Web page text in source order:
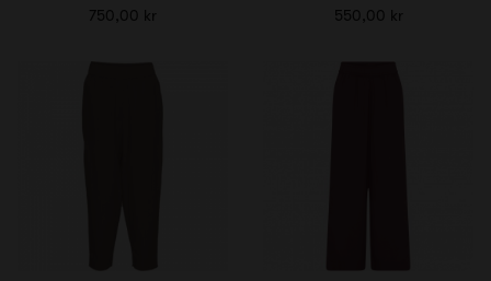
750,00 kr 550,00 kr